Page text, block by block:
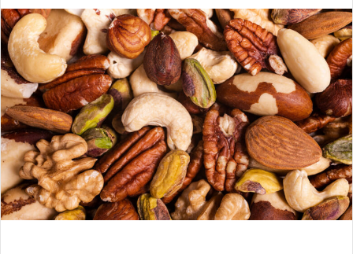
v
i
a
u
n
'
e
m
a
i
l